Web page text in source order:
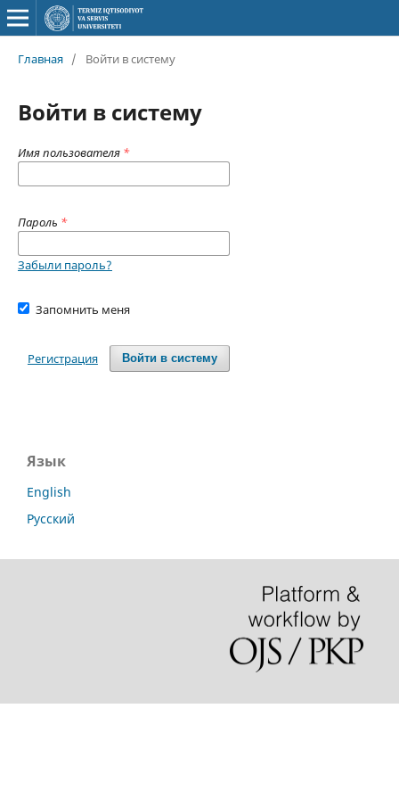
Главная / Войти в систему
Войти в систему
Имя пользователя *
Пароль *
Забыли пароль?
Запомнить меня
Войти в систему
Регистрация
Язык
English
Русский